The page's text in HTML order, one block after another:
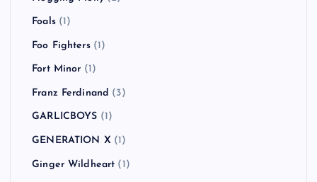
Foals(1)
Foo Fighters(1)
Fort Minor (1)
Franz Ferdinand (3)
GARLICBOYS (1)
GENERATION X (1)
Ginger Wildheart (1)